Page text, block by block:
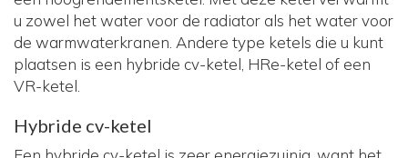
u zowel het water voor de radiator als het water voor
de warmwaterkranen. Andere type ketels die u kunt
plaatsen is een hybride cv-ketel, HRe-ketel of een
VR-ketel.
Hybride cv-ketel